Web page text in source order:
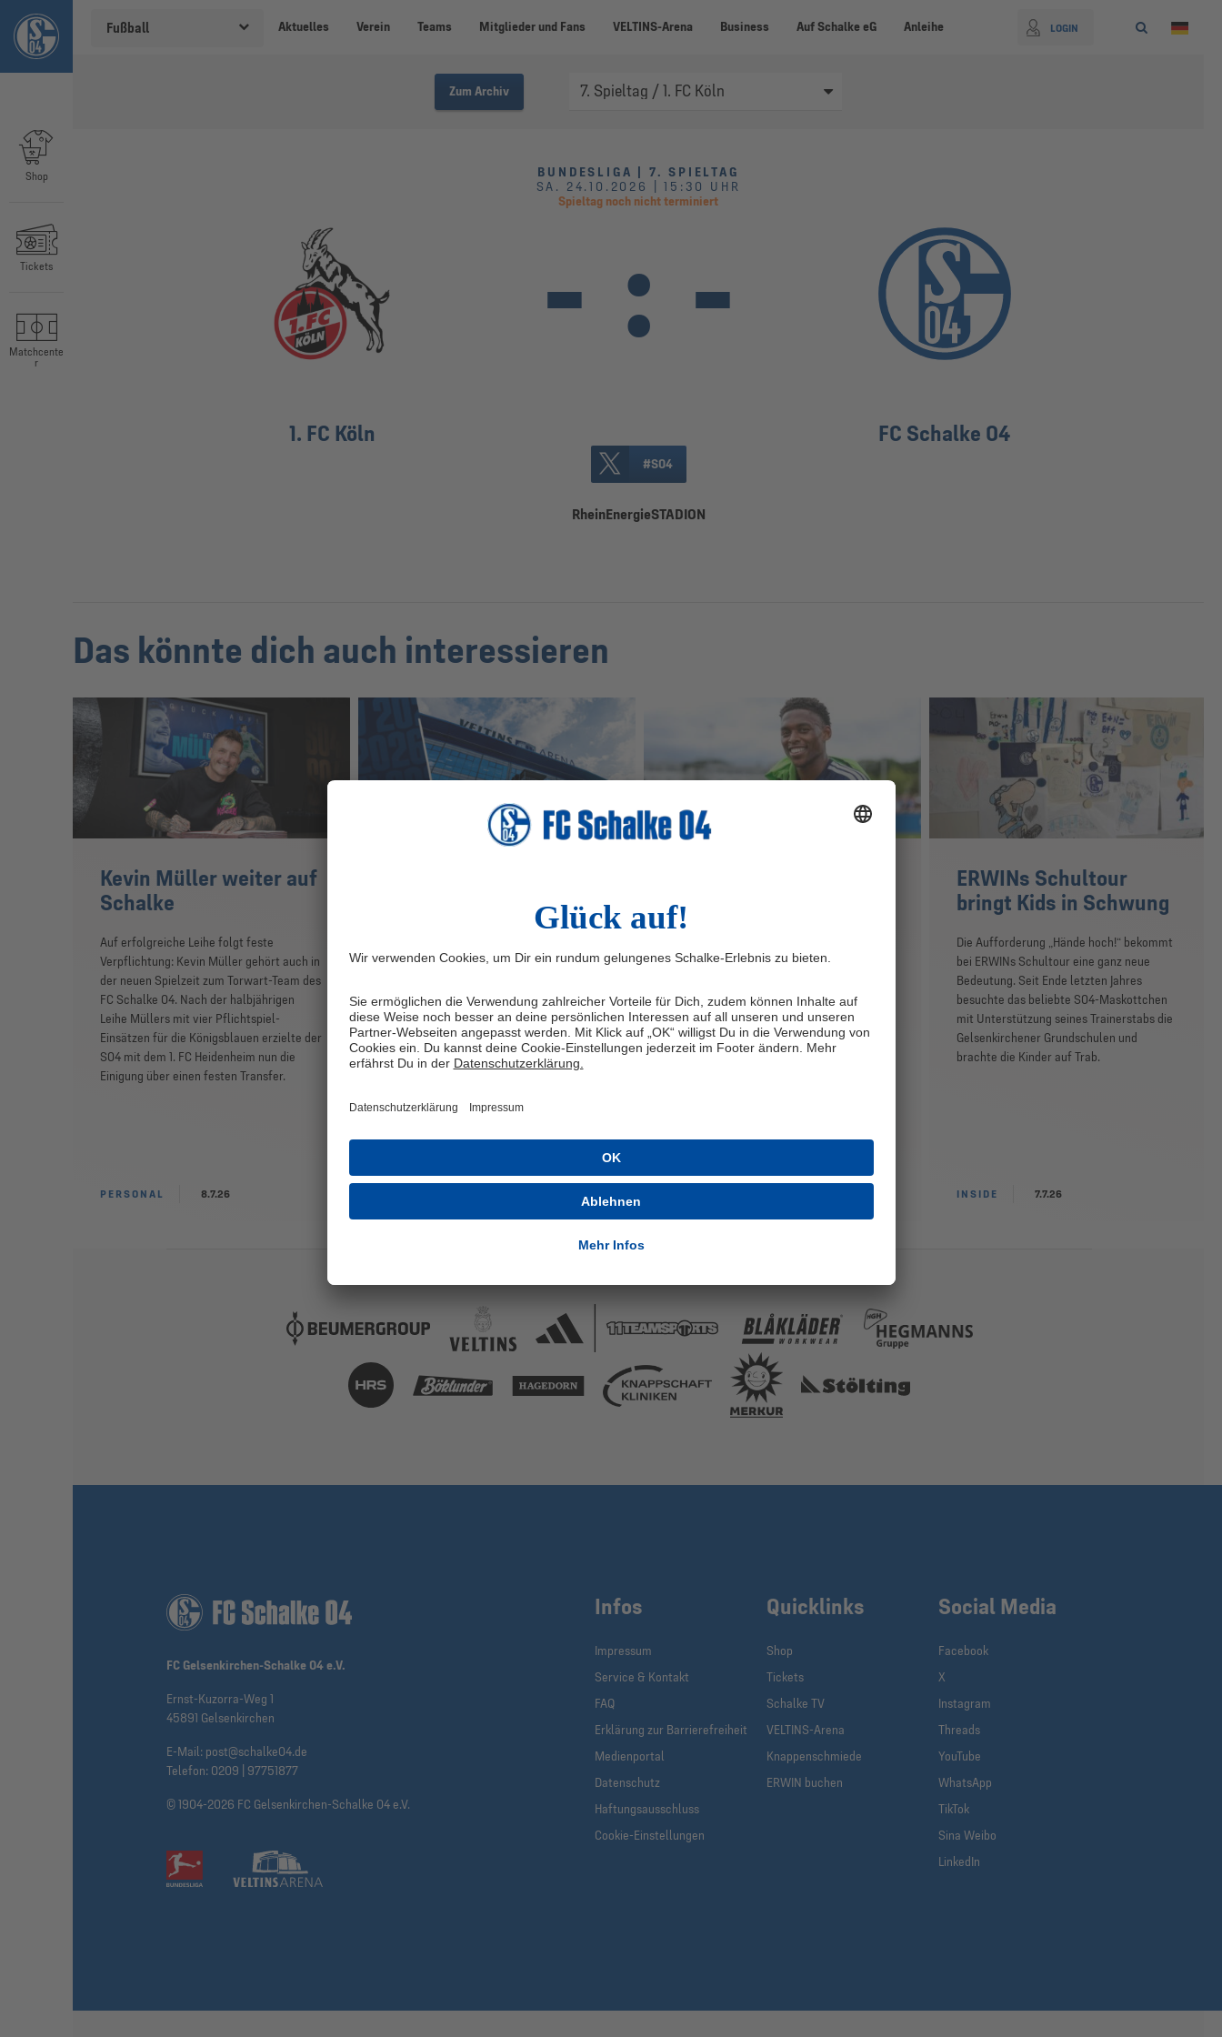
Fußball Aktuelles Verein Teams Mitglieder und Fans VELTINS-Arena Business Auf Schalke eG Anleihe LOGIN
Shop
Tickets
Matchcente
r
Zum Archiv
BUNDESLIGA | 7. SPIELTAG
SA. 24.10.2026 | 15:30 UHR
Spieltag noch nicht terminiert
1. FC Köln
- : -
FC Schalke 04
#S04
RheinEnergieSTADION
Das könnte dich auch interessieren
Kevin Müller weiter auf
Schalke
Auf erfolgreiche Leihe folgt feste
Verpflichtung: Kevin Müller gehört auch in
der neuen Spielzeit zum Torwart-Team des
FC Schalke 04. Nach der halbjährigen
Leihe Müllers mit vier Pflichtspiel-
Einsätzen für die Königsblauen erzielte der
S04 mit dem 1. FC Heidenheim nun die
Einigung über einen festen Transfer.
PERSONAL 8.7.26
Wahlausschusskandidaten
Am 18. Juli 2026 findet die ordentliche
Gelsenkirchen-Schalke 04 e.V. statt.
Neben der Wahl von zwei Mitgliedern für
den Aufsichtsrat stehen ebenfalls
Kandidaten für den Wahlausschuss zur
passt einfach zu mir
Kapitel auf Schalke. Am Sonntag (5.7.)
Trainingsauftakt erstmals den
königsblauen Fans und zeigte sich gleich
begeistert von seinem neuen Umfeld. „Die
Stimmung ist super“, sagt er
ERWINs Schultour
bringt Kids in Schwung
Die Aufforderung „Hände hoch!“ bekommt
bei ERWINs Schultour eine ganz neue
Bedeutung. Seit Ende letzten Jahres
besuchte das beliebte S04-Maskottchen
mit Unterstützung seines Trainerstabs die
Gelsenkirchener Grundschulen und
brachte die Kinder auf Trab.
INSIDE 7.7.26
FC Gelsenkirchen-Schalke 04 e.V.
Ernst-Kuzorra-Weg 1
45891 Gelsenkirchen
E-Mail: post@schalke04.de
Telefon: 0209 | 97751877
© 1904-2026 FC Gelsenkirchen-Schalke 04 e.V.
Infos
Impressum
Service & Kontakt
FAQ
Erklärung zur Barrierefreiheit
Medienportal
Datenschutz
Haftungsausschluss
Cookie-Einstellungen
Quicklinks
Shop
Tickets
Schalke TV
VELTINS-Arena
Knappenschmiede
ERWIN buchen
Social Media
Facebook
X
Instagram
Threads
YouTube
WhatsApp
TikTok
Sina Weibo
LinkedIn